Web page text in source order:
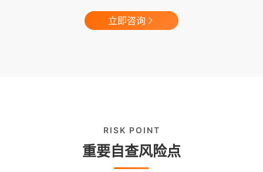
立即咨询
RISK POINT
重要自查风险点